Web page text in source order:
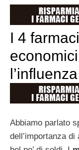
I 4
l’influenza
Abbiamo parlato
dell’importanza